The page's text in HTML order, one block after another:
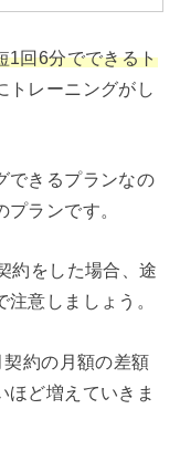
1回6分でできるト
レーニングがし
できるプランなの
ランです。
約をした場合、途
意しましょう。
約の月額の差額
ほど増えていきま